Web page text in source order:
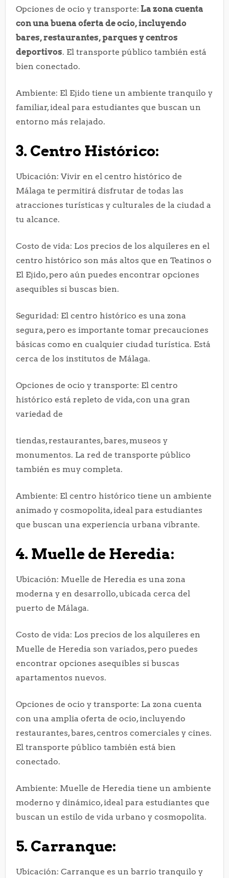
Opciones de ocio y transporte: La zona cuenta
con una buena oferta de ocio, incluyendo
bares, restaurantes, parques y centros
deportivos. El transporte público también está
bien conectado.
Ambiente: El Ejido tiene un ambiente tranquilo y
familiar, ideal para estudiantes que buscan un
entorno más relajado.
3. Centro Histórico:
Ubicación: Vivir en el centro histórico de
Málaga te permitirá disfrutar de todas las
atracciones turísticas y culturales de la ciudad a
tu alcance.
Costo de vida: Los precios de los alquileres en el
centro histórico son más altos que en Teatinos o
El Ejido, pero aún puedes encontrar opciones
asequibles si buscas bien.
Seguridad: El centro histórico es una zona
segura, pero es importante tomar precauciones
básicas como en cualquier ciudad turística. Está
cerca de los institutos de Málaga.
Opciones de ocio y transporte: El centro
histórico está repleto de vida, con una gran
variedad de
tiendas, restaurantes, bares, museos y
monumentos. La red de transporte público
también es muy completa.
Ambiente: El centro histórico tiene un ambiente
animado y cosmopolita, ideal para estudiantes
que buscan una experiencia urbana vibrante.
4. Muelle de Heredia:
Ubicación: Muelle de Heredia es una zona
moderna y en desarrollo, ubicada cerca del
puerto de Málaga.
Costo de vida: Los precios de los alquileres en
Muelle de Heredia son variados, pero puedes
encontrar opciones asequibles si buscas
apartamentos nuevos.
Opciones de ocio y transporte: La zona cuenta
con una amplia oferta de ocio, incluyendo
restaurantes, bares, centros comerciales y cines.
El transporte público también está bien
conectado.
Ambiente: Muelle de Heredia tiene un ambiente
moderno y dinámico, ideal para estudiantes que
buscan un estilo de vida urbano y cosmopolita.
5. Carranque:
Ubicación: Carranque es un barrio tranquilo y